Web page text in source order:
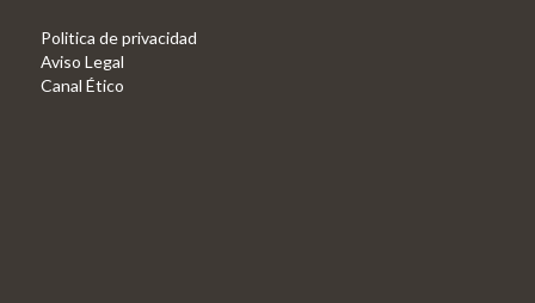
Politica de privacidad
Aviso Legal
Canal Ético